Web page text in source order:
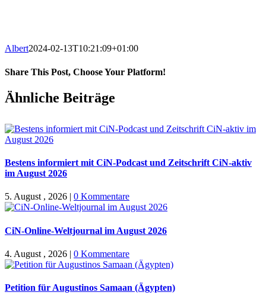
Albert2024-02-13T10:21:09+01:00
Share This Post, Choose Your Platform!
Facebook
X
WhatsApp
Pinterest
E-
Mail
Ähnliche Beiträge
Bestens informiert mit CiN-Podcast und Zeitschrift CiN-aktiv
im August 2026
5. August , 2026 | 0 Kommentare
CiN-Online-Weltjournal im August 2026
4. August , 2026 | 0 Kommentare
Petition für Augustinos Samaan (Ägypten)